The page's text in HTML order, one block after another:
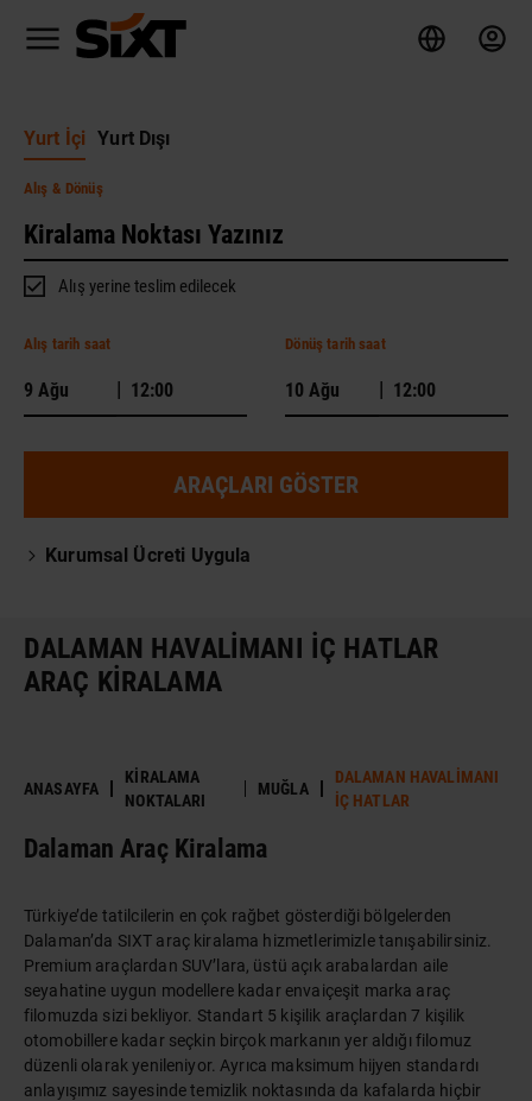
Yurt İçi Yurt Dışı
Alış & Dönüş
Alış yerine teslim edilecek
Alış tarih saat
|
Dönüş tarih saat
|
ARAÇLARI GÖSTER
Kurumsal Ücreti Uygula
DALAMAN HAVALIMANI İÇ HATLAR
ARAÇ KIRALAMA
ANASAYFA
KIRALAMA
NOKTALARI
MUĞLA
DALAMAN HAVALIMANI
İÇ HATLAR
Dalaman Araç Kiralama
Türkiye’de tatilcilerin en çok rağbet gösterdiği bölgelerden
Dalaman’da SIXT araç kiralama hizmetlerimizle tanışabilirsiniz.
Premium araçlardan SUV’lara, üstü açık arabalardan aile
seyahatine uygun modellere kadar envaiçeşit marka araç
filomuzda sizi bekliyor. Standart 5 kişilik araçlardan 7 kişilik
otomobillere kadar seçkin birçok markanın yer aldığı filomuz
düzenli olarak yenileniyor. Ayrıca maksimum hijyen standardı
anlayışımız sayesinde temizlik noktasında da kafalarda hiçbir